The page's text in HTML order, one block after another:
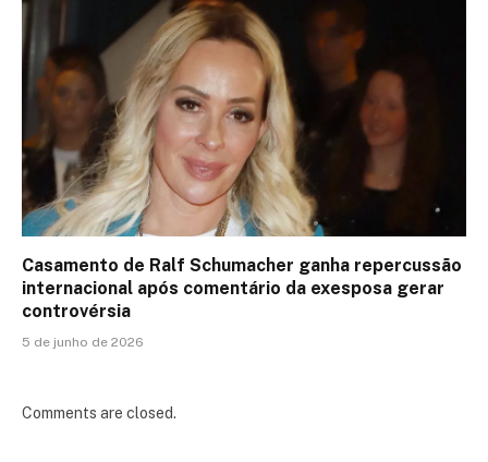
Casamento de Ralf Schumacher ganha repercussão
internacional após comentário da exesposa gerar
controvérsia
5 de junho de 2026
Comments are closed.